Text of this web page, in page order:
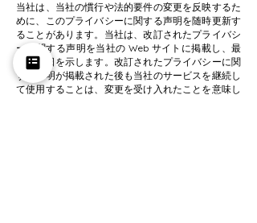
当社は、当社の慣行や法的要件の変更を反映するた
めに、このプライバシーに関する声明を随時更新す
ることがあります。当社は、改訂されたプライバシ
ーに関する声明を当社の Web サイトに掲載し、最
終更新日を示します。改訂されたプライバシーに関
する声明が掲載された後も当社のサービスを継続し
て使用することは、変更を受け入れたことを意味し